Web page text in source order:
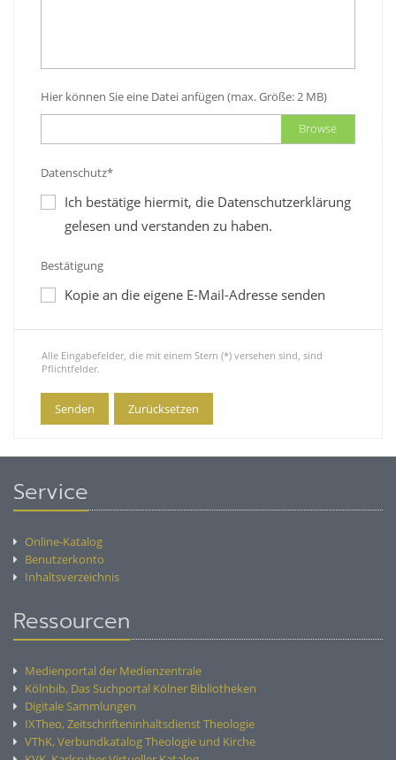
Hier können Sie eine Datei anfügen (max. Größe: 2 MB)
Browse
Datenschutz*
Ich bestätige hiermit, die Datenschutzerklärung
gelesen und verstanden zu haben.
Bestätigung
Kopie an die eigene E-Mail-Adresse senden
Alle Eingabefelder, die mit einem Stern (*) versehen sind, sind
Pflichtfelder.
Service
Online-Katalog
Benutzerkonto
Inhaltsverzeichnis
Ressourcen
Medienportal der Medienzentrale
Kölnbib, Das Suchportal Kölner Bibliotheken
Digitale Sammlungen
IXTheo, Zeitschrifteninhaltsdienst Theologie
VThK, Verbundkatalog Theologie und Kirche